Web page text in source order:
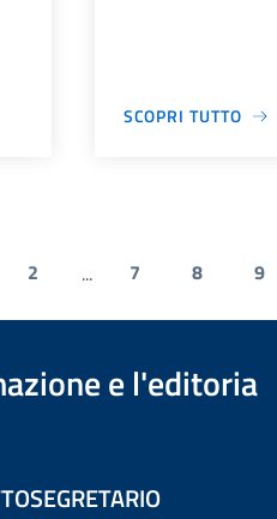
SCOPRI TUTTO
2 ... 7 8 9
e l'editoria